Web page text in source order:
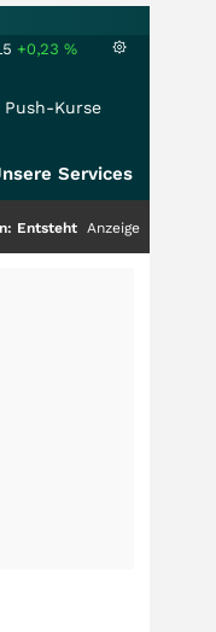
+0,23 %
Push-Kurse
Services
hier die nächste
Anzeige